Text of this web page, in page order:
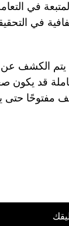
في
في
يتم الكشف
قد يكون
مفتوحًا حتى